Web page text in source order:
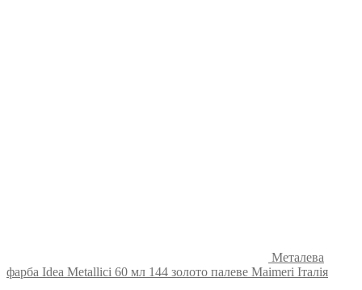
Металева
фарба Idea Metallici 60 мл 144 золото палеве Maimeri Італія